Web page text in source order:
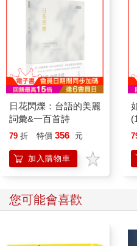
日花閃爍：台語的美麗
詞彙&一百首詩
79 折 特價 356 元
加入購物車
您可能會喜歡